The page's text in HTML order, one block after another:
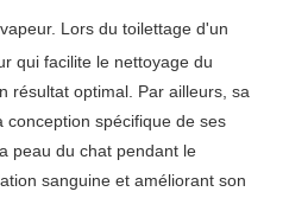
Lors du toilettage d'un
qui facilite le nettoyage du
résultat optimal. Par ailleurs, sa
spécifique de ses
peau du chat pendant le
sanguine et améliorant son